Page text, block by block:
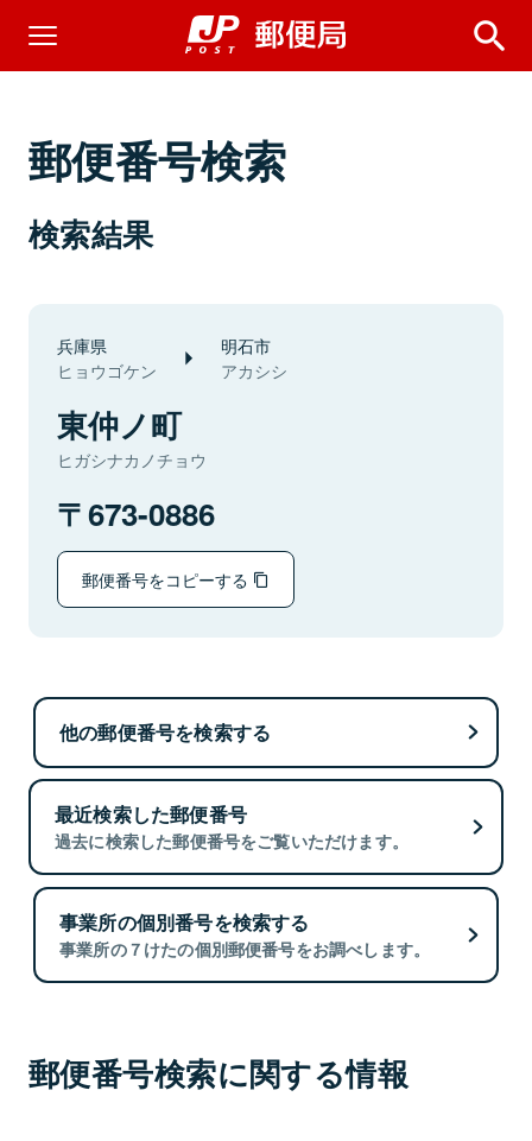
郵便番号検索
検索結果
兵庫県
ヒョウゴケン
明石市
アカシシ
東仲ノ町
ヒガシナカノチョウ
673-0886
郵便番号をコピーする
他の郵便番号を検索する
最近検索した郵便番号
過去に検索した郵便番号をご覧いただけます。
事業所の個別番号を検索する
事業所の７けたの個別郵便番号をお調べします。
郵便番号検索に関する情報